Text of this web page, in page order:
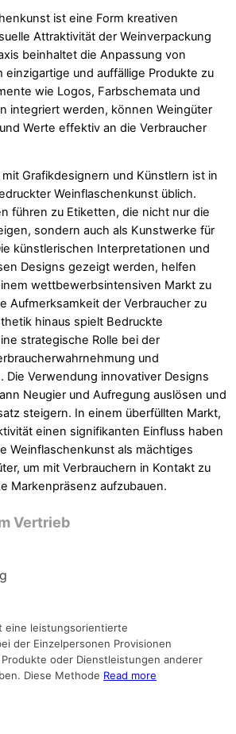
ist eine Form kreativen
Attraktivität der Weinverpackung
beinhaltet die Anpassung von
einzigartige und auffällige Produkte zu
wie Logos, Farbschemata und
integriert werden, können Weingüter
Werte effektiv an die Verbraucher
Grafikdesignern und Künstlern ist in
Weinflaschenkunst üblich.
führen zu Etiketten, die nicht nur die
sondern auch als Kunstwerke für
künstlerischen Interpretationen und
Designs gezeigt werden, helfen
wettbewerbsintensiven Markt zu
Aufmerksamkeit der Verbraucher zu
hinaus spielt Bedruckte
strategische Rolle bei der
und
Die Verwendung innovativer Designs
Neugier und Aufregung auslösen und
steigern. In einem überfüllten Markt,
einen signifikanten Einfluss haben
Weinflaschenkunst als mächtiges
um mit Verbrauchern in Kontakt zu
Markenpräsenz aufzubauen.
Vertrieb
eine leistungsorientierte
der Einzelpersonen Provisionen
oder Dienstleistungen anderer
Diese Methode Read more